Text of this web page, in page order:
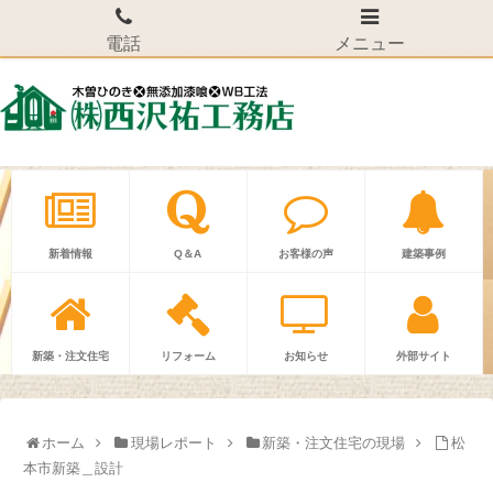
新着情報 Q＆A お客様の声 建築事例
新築・注文住宅 リフォーム お知らせ 外部サイト
ホーム 現場レポート 新築・注文住宅の現場
松
本市新築＿設計
電話 メニュー